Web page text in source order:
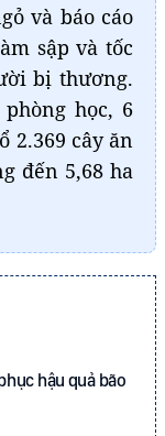
và báo cáo
sập và tốc
bị thương.
học, 6
2.369 cây ăn
đến 5,68 ha
hậu quả bão